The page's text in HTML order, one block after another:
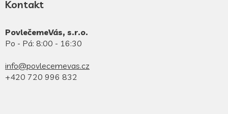
Kontakt
PovlečemeVás, s.r.o.
Po - Pá: 8:00 - 16:30
info@povlecemevas.cz
+420 720 996 832